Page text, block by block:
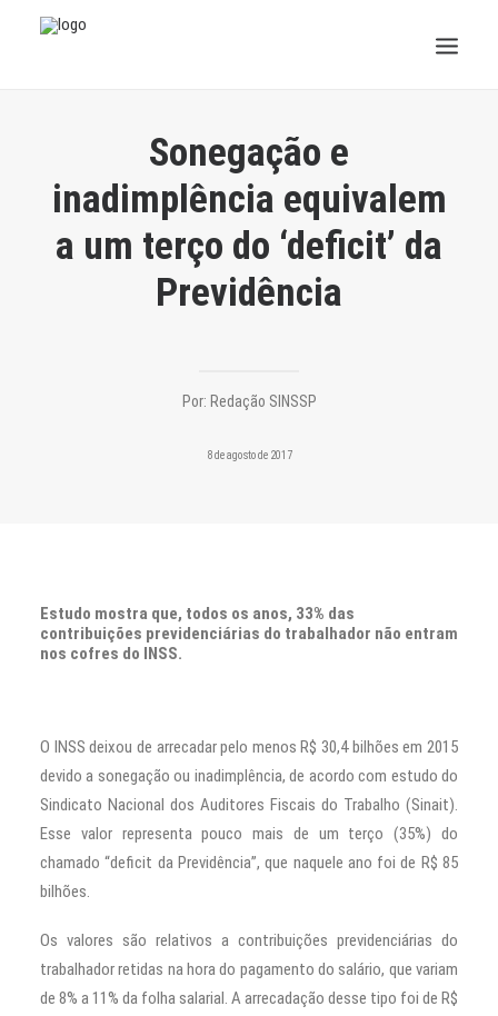
JURÍDICO
INSS
Sonegação e
inadimplência equivalem
a um terço do ‘deficit’ da
Previdência
Por: Redação SINSSP
8 de agosto de 2017
Estudo mostra que, todos os anos, 33% das
contribuições previdenciárias do trabalhador não entram
nos cofres do INSS.
O INSS deixou de arrecadar pelo menos R$ 30,4 bilhões em 2015
devido a sonegação ou inadimplência, de acordo com estudo do
Sindicato Nacional dos Auditores Fiscais do Trabalho (Sinait).
Esse valor representa pouco mais de um terço (35%) do
chamado “deficit da Previdência”, que naquele ano foi de R$ 85
bilhões.
Os valores são relativos a contribuições previdenciárias do
trabalhador retidas na hora do pagamento do salário, que variam
de 8% a 11% da folha salarial. A arrecadação desse tipo foi de R$